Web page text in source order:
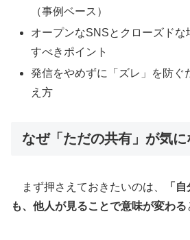
（事例ベース）
オープンなSNSとクローズドな
すべきポイント
発信をやめずに「ズレ」を防ぐ
え方
なぜ「ただの共有」が気
まず押さえておきたいのは、
「
も、他人が見ることで意味が変わる